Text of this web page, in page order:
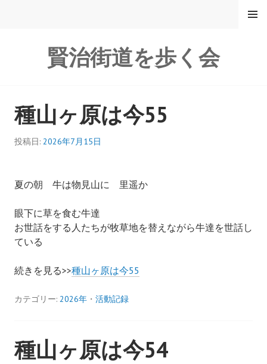
賢治街道を歩く会
ー
種山ヶ原は今55
投稿日: 2026年7月15日
夏の朝 牛は物見山に 里遥か
眼下に草を食む牛達
お世話をする人たちが牧草地を替えながら牛達を世話し
ている
続きを見る>>種山ヶ原は今55
カテゴリー: 2026年 ・ 活動記録
種山ヶ原は今54